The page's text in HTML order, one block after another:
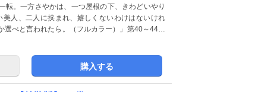
転。一方さやかは、一つ屋根の下、きわどいやり
人、二人に挟まれ、嬉しくないわけはないけれ
べと言われたら。（フルカラー）」第40～44巻
購入する